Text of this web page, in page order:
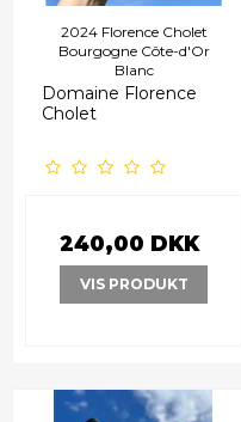
2024 Florence Cholet
Bourgogne Côte-d'Or
Blanc
Domaine Florence
Cholet
240,00 DKK
VIS PRODUKT